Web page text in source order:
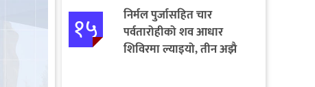
१५
निर्मल पुर्जासहित चार
पर्वतारोहीको शव आधार
शिविरमा ल्याइयो, तीन अझै